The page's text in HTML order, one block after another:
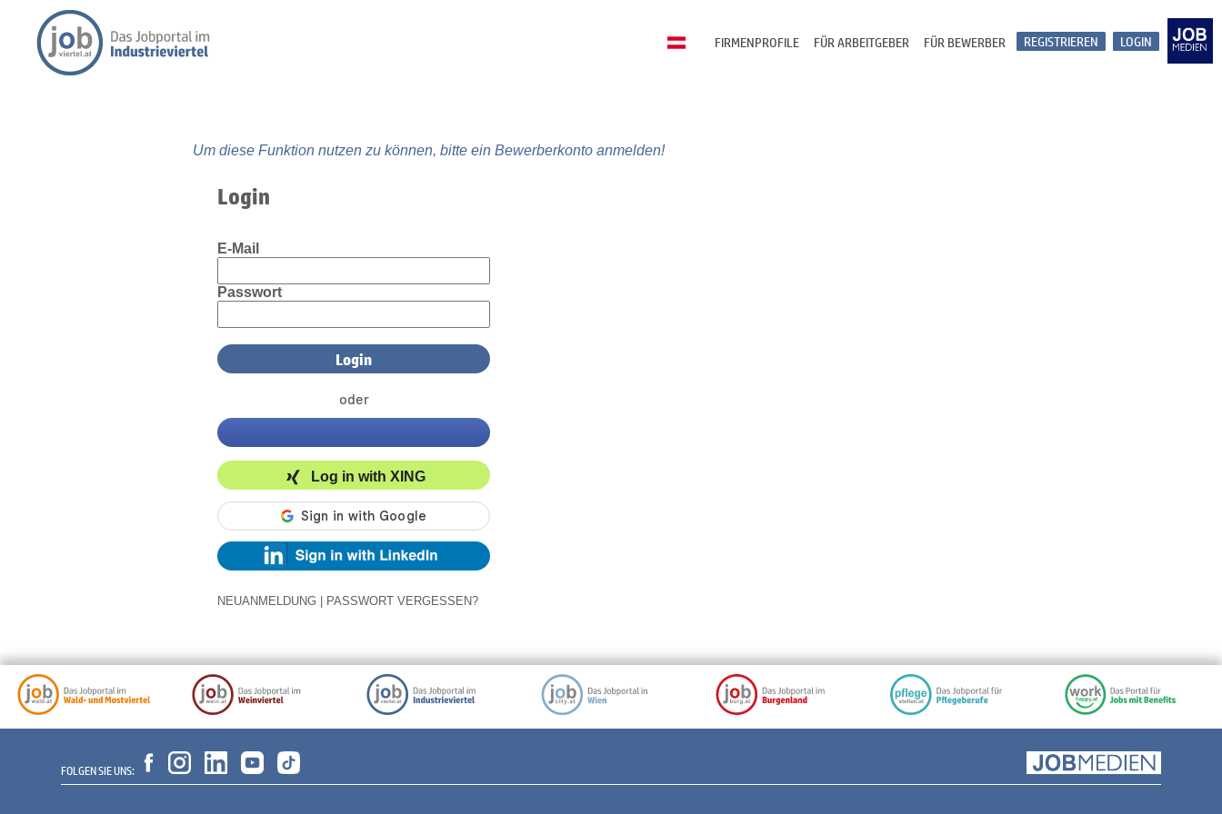
LOGIN
REGISTRIEREN
FÜR BEWERBER
FÜR ARBEITGEBER
FIRMENPROFILE
Um diese Funktion nutzen zu können, bitte ein Bewerberkonto anmelden!
Login
E-Mail
Passwort
oder
Log in with XING
NEUANMELDUNG PASSWORT VERGESSEN?
FOLGEN SIE UNS: